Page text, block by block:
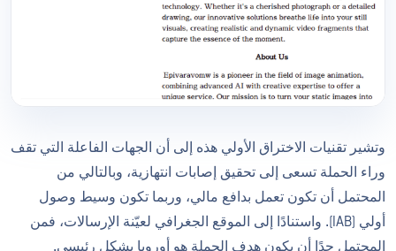
وتشير تقنيات الاختراق الأولي هذه إلى أن الجهات الفاعلة التي تقف
وراء الحملة تسعى إلى تحقيق إصابات انتهازية، وبالتالي من
المحتمل أن تكون تعمل بدافع مالي، وربما تكون وسيط وصول
أولي (IAB). واستنادًا إلى الموقع الجغرافي لعيّنة الإرسالات، فمن
المحتمل جدًا أن يكون هدف الحملة هو أوروبا بشكل رئيسي.